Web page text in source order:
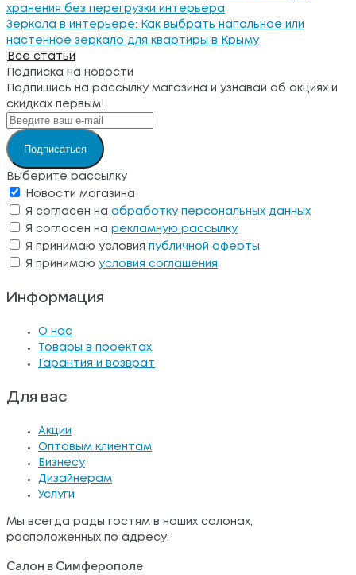
хранения без перегрузки интерьера
Зеркала в интерьере: Как выбрать напольное или
настенное зеркало для квартиры в Крыму
Все статьи
Подписка на новости
Подпишись на рассылку магазина и узнавай об акциях и
скидках первым!
Подписаться
Выберите рассылку
Новости магазина
Я согласен на обработку персональных данных
Я согласен на рекламную рассылку
Я принимаю условия
публичной оферты
Я принимаю условия соглашения
Информация
О нас
Товары в проектах
Гарантия и возврат
Для вас
Акции
Оптовым клиентам
Бизнесу
Дизайнерам
Услуги
Мы всегда рады гостям в наших салонах,
расположенных по адресу:
Салон в Симферополе